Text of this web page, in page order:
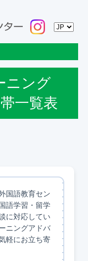
ニング
一覧表
国語教育セン
語学習・留学
に対応してい
ニングアドバ
軽にお立ち寄